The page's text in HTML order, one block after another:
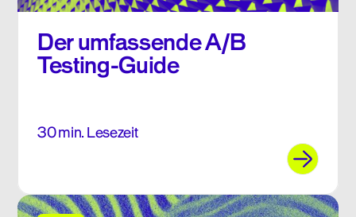
Der umfassende A/B
Testing-Guide
30 min. Lesezeit